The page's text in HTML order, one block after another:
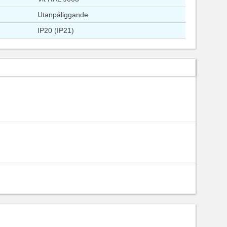
Utanpåliggande
IP20 (IP21)